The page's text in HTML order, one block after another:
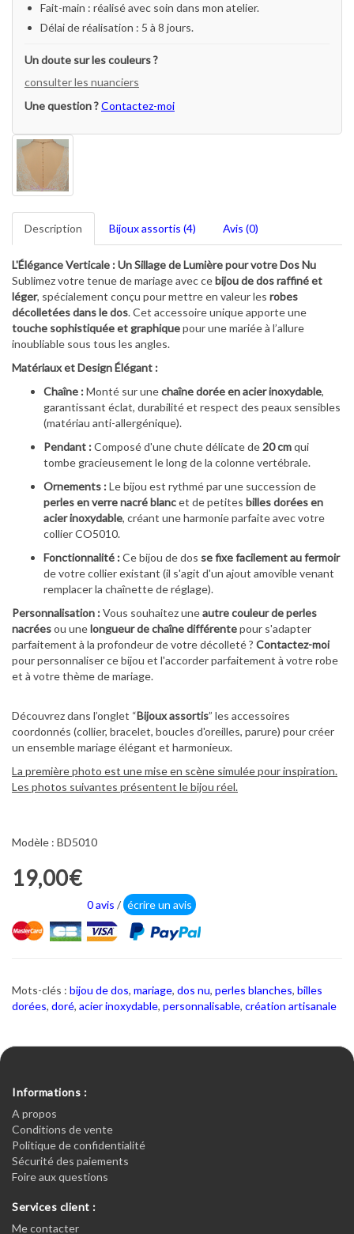
Fait-main : réalisé avec soin dans mon atelier.
Délai de réalisation : 5 à 8 jours.
Un doute sur les couleurs ?
consulter les nuanciers
Une question ?Contactez-moi
Description Bijoux assortis (4) Avis (0)
L'Élégance Verticale : Un Sillage de Lumière pour votre Dos Nu
Sublimez votre tenue de mariage avec cebijou de dos raffiné et
léger, spécialement conçu pour mettre en valeur les robes
décolletées dans le dos. Cet accessoire unique apporte une
touche sophistiquée et graphiquepour une mariée à l’allure
inoubliable sous tous les angles.
Matériaux et Design Élégant :
Chaîne :Monté sur unechaîne dorée en acier inoxydable,
garantissant éclat, durabilité et respect des peaux sensibles
(matériau anti-allergénique).
Pendant :Composé d'une chute délicate de20 cmqui
tombe gracieusement le long de la colonne vertébrale.
Ornements :Le bijou est rythmé par une succession de
perles en verre nacré blancet de petites billes dorées en
acier inoxydable, créant une harmonie parfaite avec votre
collier CO5010.
Fonctionnalité :Ce bijou de dos se fixe facilement au fermoir
de votre collier existant (il s'agit d'un ajout amovible venant
remplacer la chaînette de réglage).
Personnalisation :Vous souhaitez uneautre couleur de perles
nacréesou unelongueur de chaîne différentepour s'adapter
parfaitement à la profondeur de votre décolleté ? Contactez-moi
pour personnaliser ce bijou et l'accorder parfaitement à votre robe
et à votre thème de mariage.
Découvrez dans l’onglet “Bijoux assortis” les accessoires
coordonnés (collier, bracelet, boucles d'oreilles, parure) pour créer
un ensemble mariage élégant et harmonieux.
La première photo est une mise en scène simulée pour inspiration.
Les photos suivantes présentent le bijou réel.
Modèle : BD5010
19,00€
0 avis / écrire un avis
Mots-clés : bijou de dos, mariage, dos nu, perles blanches, billes
dorées, doré, acier inoxydable, personnalisable, création artisanale
Informations :
A propos
Conditions de vente
Politique de confidentialité
Sécurité des paiements
Foire aux questions
Services client :
Me contacter